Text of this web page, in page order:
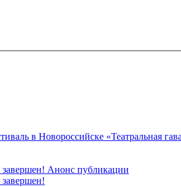
в Новороссийске «Театральная
Анонс публикации